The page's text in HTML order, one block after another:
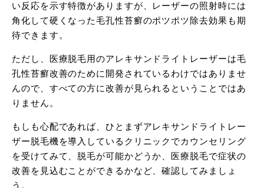
い反応を示す特徴がありますが、レーザーの照射時には
角化して硬くなった毛孔性苔癬のポツポツ除去効果も期
待できます。
ただし、医療脱毛用のアレキサンドライトレーザーは毛
孔性苔癬改善のために開発されているわけではありませ
んので、すべての方に改善が見られるということではあ
りません。
もしも心配であれば、ひとまずアレキサンドライトレー
ザー脱毛機を導入しているクリニックでカウンセリング
を受けてみて、脱毛が可能かどうか、医療脱毛で症状の
改善を見込むことができるかなど、確認してみましょ
う。